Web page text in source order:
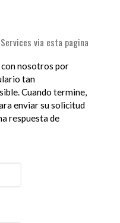
via esta pagina
nosotros por
tan
Cuando termine,
enviar su solicitud
respuesta de